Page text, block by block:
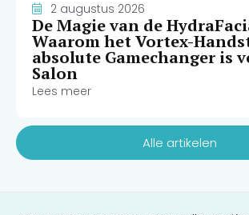
2 augustus 2026
De Magie van de
Waarom het Vortex-
absolute Gamechanger is
Salon
Lees meer
Alle artikelen